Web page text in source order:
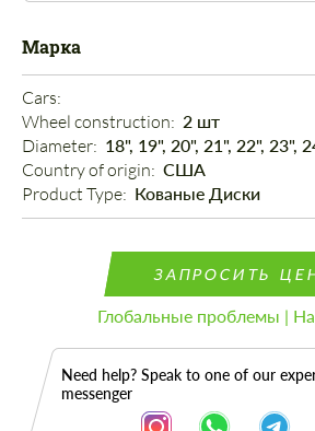
Марка
Cars:
Wheel construction: 2 шт
Diameter: 18", 19", 20", 21", 22", 23",
Country of origin: США
Product Type: Кованые Диски
ЗАПРОСИТЬ
Глобальные проблемы |
Need help? Speak to one of our
messenger